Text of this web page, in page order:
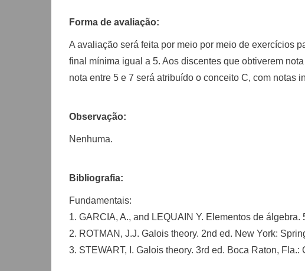
Forma de avaliação:
A avaliação será feita por meio por meio de exercícios
final mínima igual a 5. Aos discentes que obtiverem
nota entre 5 e 7 será atribuído o conceito C, com notas
Observação:
Nenhuma.
Bibliografia:
Fundamentais:
1. GARCIA, A., and LEQUAIN Y. Elementos de
2. ROTMAN, J.J. Galois theory. 2nd ed. New York:
3. STEWART, I. Galois theory. 3rd ed. Boca Raton,